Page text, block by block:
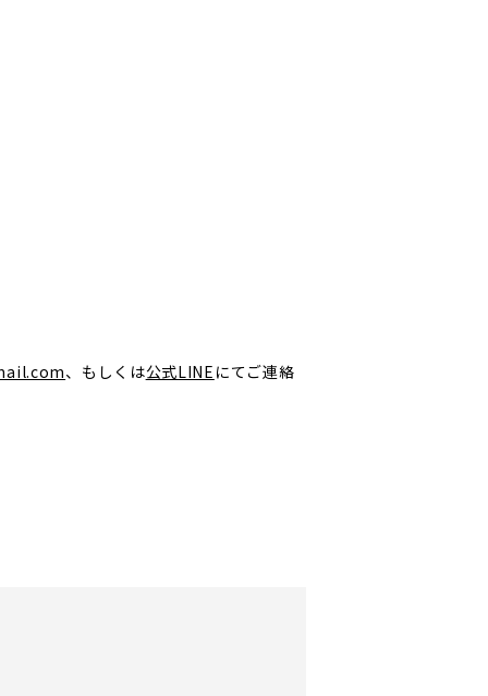
、もしくは公式LINE にてご連絡